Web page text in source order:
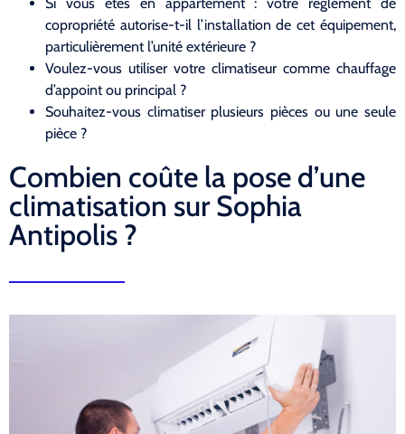
copropriété autorise-t-il l’installation de cet équipement,
particulièrement l’unité extérieure ?
Voulez-vous utiliser votre climatiseur comme chauffage
d’appoint ou principal ?
Souhaitez-vous climatiser plusieurs pièces ou une seule
pièce ?
Combien coûte la pose d’une
climatisation sur Sophia
Antipolis ?